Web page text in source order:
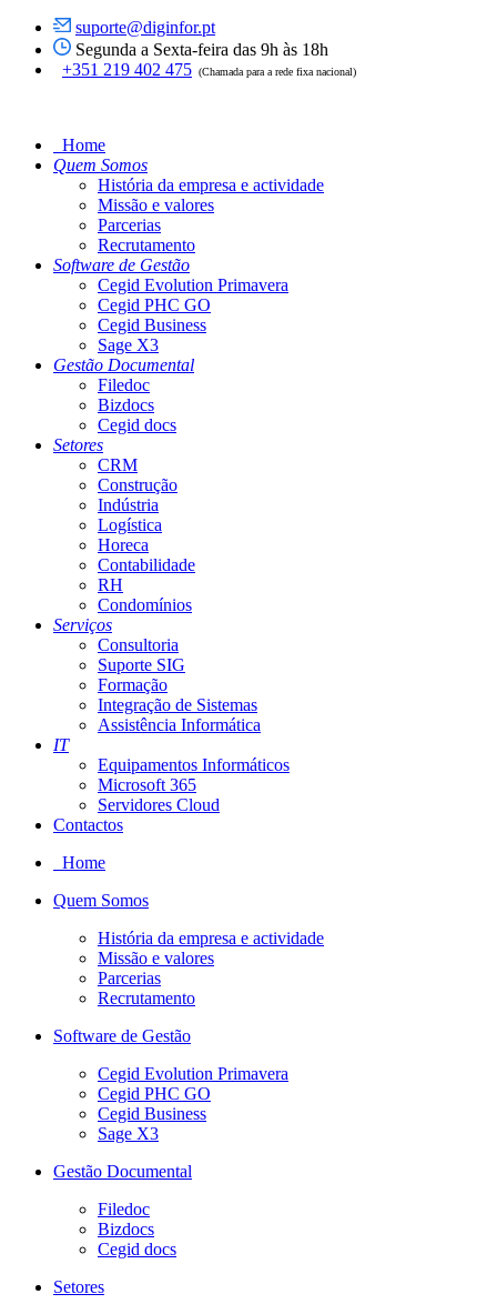
suporte@diginfor.pt
Segunda a Sexta-feira das 9h às 18h
+351 219 402 475 (Chamada para a rede fixa nacional)
Home
Quem Somos
História da empresa e actividade
Missão e valores
Parcerias
Recrutamento
Software de Gestão
Cegid Evolution Primavera
Cegid PHC GO
Cegid Business
Sage X3
Gestão Documental
Filedoc
Bizdocs
Cegid docs
Setores
CRM
Construção
Indústria
Logística
Horeca
Contabilidade
RH
Condomínios
Serviços
Consultoria
Suporte SIG
Formação
Integração de Sistemas
Assistência Informática
IT
Equipamentos Informáticos
Microsoft 365
Servidores Cloud
Contactos
Home
Quem Somos
História da empresa e actividade
Missão e valores
Parcerias
Recrutamento
Software de Gestão
Cegid Evolution Primavera
Cegid PHC GO
Cegid Business
Sage X3
Gestão Documental
Filedoc
Bizdocs
Cegid docs
Setores